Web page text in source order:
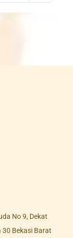
No 9, Dekat
Bekasi Barat